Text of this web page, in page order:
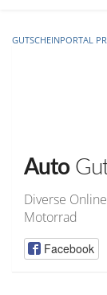
GUTSCHEINPORTAL
Auto
Diverse
Motorrad
Facebook